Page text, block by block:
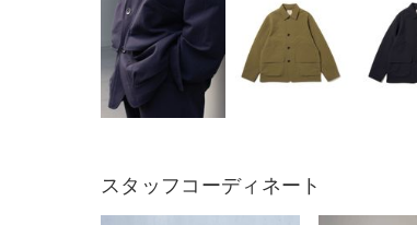
スタッフコーディネート